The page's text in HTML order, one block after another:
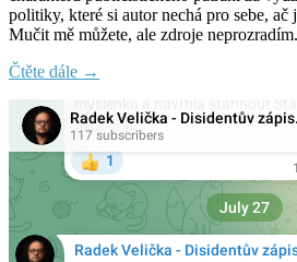
politiky, které si autor nechá pro sebe, ač
Mučit mě můžete, ale zdroje neprozradím.
Čtěte dále →